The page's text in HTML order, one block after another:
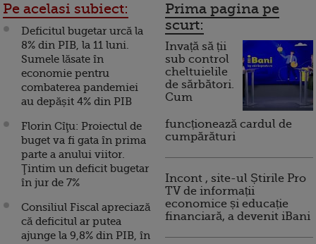
Pe acelasi subiect:
Deficitul bugetar urcă la
8% din PIB, la 11 luni.
Sumele lăsate în
economie pentru
combaterea pandemiei
au depășit 4% din PIB
Florin Cîţu: Proiectul de
buget va fi gata în prima
parte a anului viitor.
Ţintim un deficit bugetar
în jur de 7%
Consiliul Fiscal apreciază
că deficitul ar putea
ajunge la 9,8% din PIB, în
Prima pagina pe
scurt:
Invață să ții
sub control
cheltuielile
de sărbători.
Cum
funcționează cardul de
cumpărături
Incont , site-ul Știrile Pro
TV de informații
economice și educație
financiară, a devenit iBani